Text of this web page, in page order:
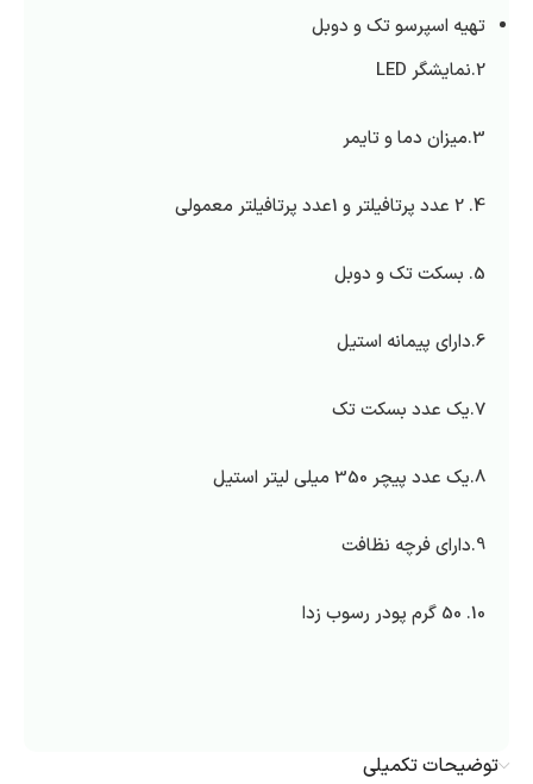
تهیه اسپرسو تک و دوبل
2.نمایشگر LED
3.میزان دما و تایمر
4. 2 عدد پرتافیلتر و 1عدد پرتافیلتر معمولی
5. بسکت تک و دوبل
6.دارای پیمانه استیل
7.یک عدد بسکت تک
8.یک عدد پیچر 350 میلی لیتر استیل
9.دارای فرچه نظافت
10. 50 گرم پودر رسوب زدا
توضیحات تکمیلی